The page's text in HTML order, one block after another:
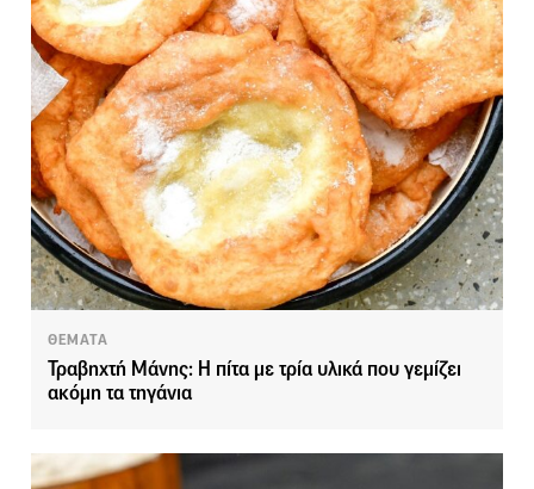
ΘΕΜΑΤΑ
Τραβηχτή Μάνης: Η πίτα με τρία υλικά που γεμίζει
ακόμη τα τηγάνια